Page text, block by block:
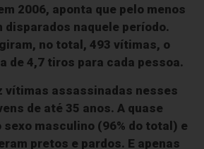
2006, aponta que pelo menos
disparados naquele período.
no total, 493 vítimas, o
de 4,7 tiros para cada pessoa.
vítimas assassinadas nesses
de até 35 anos. A quase
masculino (96% do total) e
pretos e pardos. E apenas